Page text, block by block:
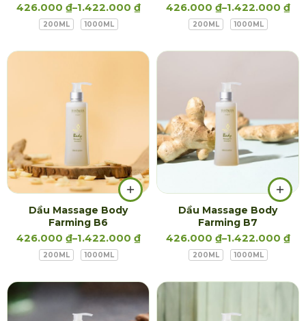
426.000 ₫–1.422.000 ₫
200ML 1000ML
426.000 ₫–1.422.000 ₫
200ML 1000ML
Dầu Massage Body
Farming B6
426.000 ₫–1.422.000 ₫
200ML 1000ML
Dầu Massage Body
Farming B7
426.000 ₫–1.422.000 ₫
200ML 1000ML